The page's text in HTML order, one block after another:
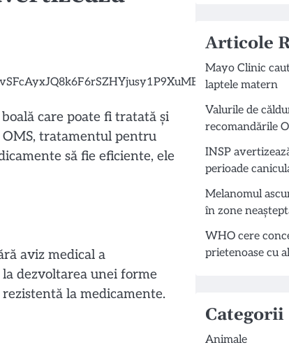
care poate fi tratată și
OMS, tratamentul pentru
să fie eficiente, ele
aviz medical a
dezvoltarea unei forme
la medicamente.
Articole
Mayo Clinic
laptele matern
Valurile de
recomandările
INSP
perioade
Melanomul
în zone
WHO cere
prietenoase cu
Categorii
Animale